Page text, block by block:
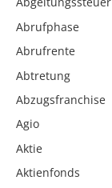
Abrufphase
Abrufrente
Abtretung
Abzugsfranchise
Agio
Aktie
Aktienfonds